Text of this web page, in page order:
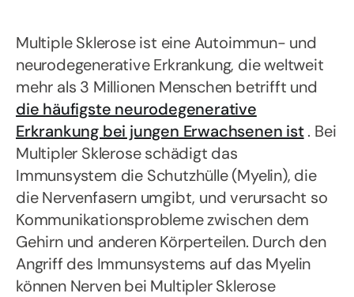
Multiple Sklerose ist eine Autoimmun- und
neurodegenerative Erkrankung, die weltweit
mehr als 3 Millionen Menschen betrifft und
die häufigste neurodegenerative
Erkrankung bei jungen Erwachsenen ist. Bei
Multipler Sklerose schädigt das
Immunsystem die Schutzhülle (Myelin), die
die Nervenfasern umgibt, und verursacht so
Kommunikationsprobleme zwischen dem
Gehirn und anderen Körperteilen. Durch den
Angriff des Immunsystems auf das Myelin
können Nerven bei Multipler Sklerose